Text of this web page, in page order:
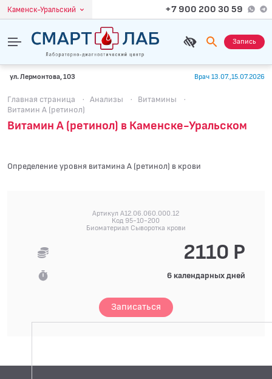
Каменск-Уральский +7 900 200 30 59
Запись
ул. Лермонтова, 103 Врач 13.07.,15.07.2026
Главная страница · Анализы · Витамины
·
Витамин А (ретинол)
Витамин А (ретинол) в Каменске-Уральском
Определение уровня витамина А (ретинол) в крови
Артикул A12.06.060.000.12
Код 95-10-200
Биоматериал Сыворотка крови
2110 Р
6 календарных дней
Записаться